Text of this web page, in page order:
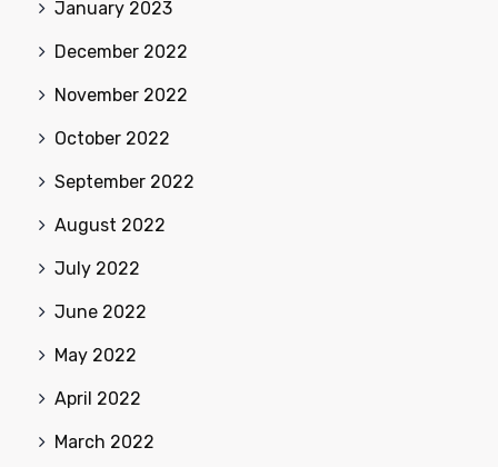
January 2023
December 2022
November 2022
October 2022
September 2022
August 2022
July 2022
June 2022
May 2022
April 2022
March 2022